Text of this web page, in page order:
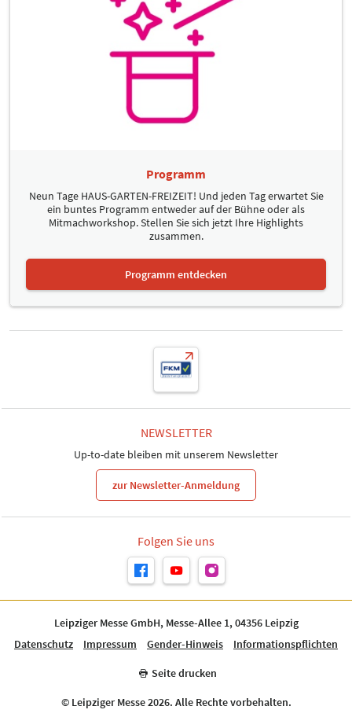
Programm
Neun Tage HAUS-GARTEN-FREIZEIT! Und jeden Tag erwartet Sie
ein buntes Programm entweder auf der Bühne oder als
Mitmachworkshop. Stellen Sie sich jetzt Ihre Highlights
zusammen.
Programm entdecken
NEWSLETTER
Up-to-date bleiben mit unserem Newsletter
zur Newsletter-Anmeldung
Folgen Sie uns
Leipziger Messe GmbH, Messe-Allee 1, 04356 Leipzig
Datenschutz
Impressum Gender-Hinweis Informationspflichten
Seite drucken
© Leipziger Messe 2026. Alle Rechte vorbehalten.